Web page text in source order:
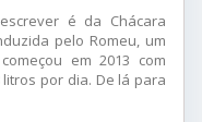
é da Chácara
pelo Romeu, um
em 2013 com
por dia. De lá para